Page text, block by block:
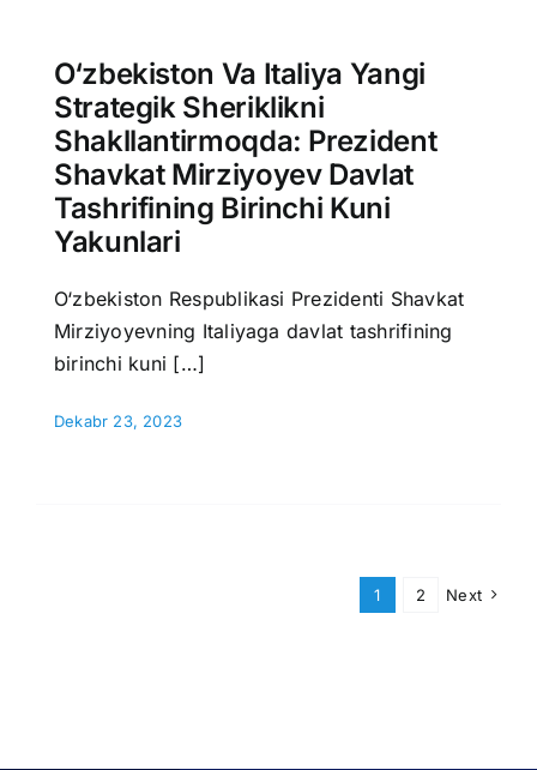
O‘zbekiston Va Italiya Yangi
Strategik Sheriklikni
Shakllantirmoqda: Prezident
Shavkat Mirziyoyev Davlat
Tashrifining Birinchi Kuni
Yakunlari
O‘zbekiston Respublikasi Prezidenti Shavkat
Mirziyoyevning Italiyaga davlat tashrifining
birinchi kuni […]
Dekabr 23, 2023
1 2 Next